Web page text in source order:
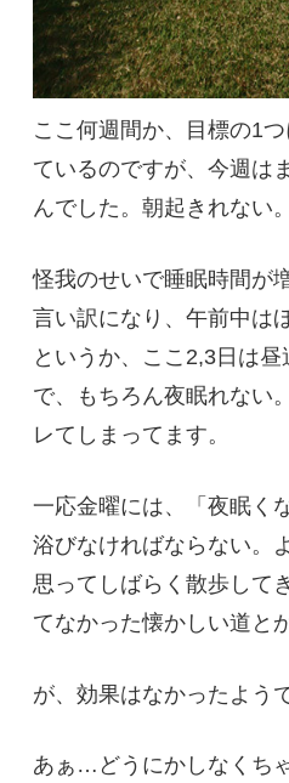
ここ何週間か、目標の1
ているのですが、今週は
んでした。朝起きれない。
怪我のせいで睡眠時間が
言い訳になり、午前中は
というか、ここ2,3日は昼
で、もちろん夜眠れない
レてしまってます。
一応金曜には、「夜眠く
浴びなければならない。
思ってしばらく散歩して
てなかった懐かしい道と
が、効果はなかったようで
あぁ…どうにかしなくち